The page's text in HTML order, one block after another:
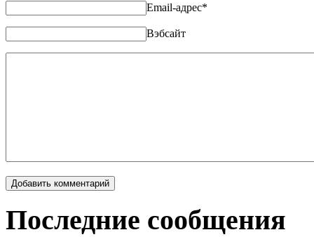
Email-адрес*
Вэбсайт
Последние сообщения